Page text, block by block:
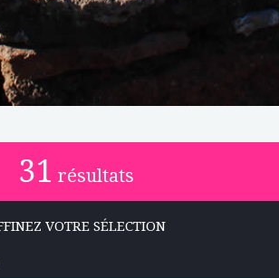
31 résultats
VOTRE SÉLECTION